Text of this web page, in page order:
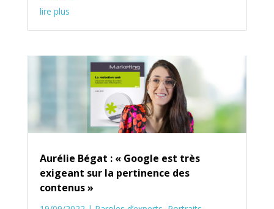
lire plus
Aurélie Bégat : « Google est très
exigeant sur la pertinence des
contenus »